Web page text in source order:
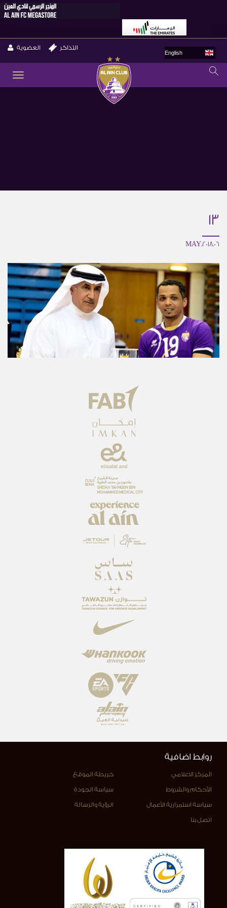
English
التذاكر العضوية
13
06.MAY.2018
روابط اضافية
المركز الاعلامي خريطة الموقع
الأحكام والشروط سياسة الجودة
سياسة استمرارية الأعمال الرؤية والرسالة
اتصل بنا